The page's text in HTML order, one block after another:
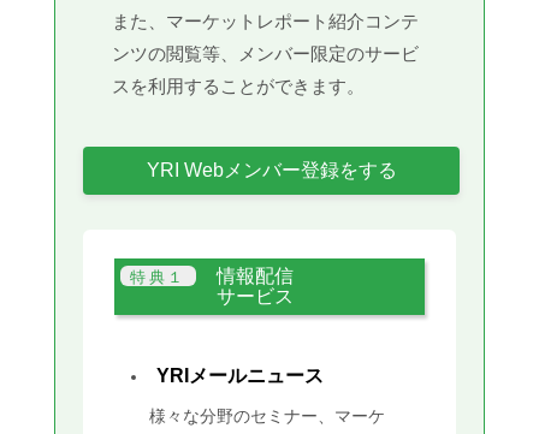
また、マーケットレポート紹介コンテ
ンツの閲覧等、メンバー限定のサービ
スを利用することができます。
YRI Webメンバー登録をする
情報配信
サービス
YRIメールニュース
様々な分野のセミナー、マーケ